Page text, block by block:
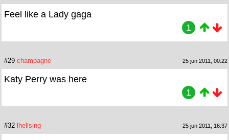
Feel like a Lady gaga
1
#29 champagne 25 jun 2011, 00:22
Katy Perry was here
1
#32 lhellsing 25 jun 2011, 16:37